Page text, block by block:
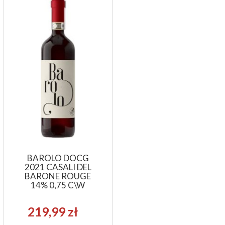
BAROLO DOCG
2021 CASALI DEL
BARONE ROUGE
14% 0,75 C\W
219,99 zł